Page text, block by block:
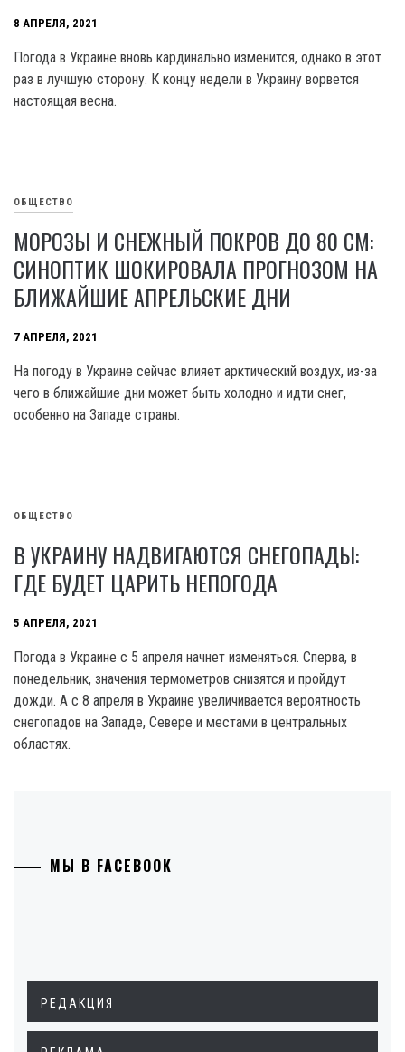
8 АПРЕЛЯ, 2021
Погода в Украине вновь кардинально изменится, однако в этот
раз в лучшую сторону. К концу недели в Украину ворвется
настоящая весна.
ОБЩЕСТВО
МОРОЗЫ И СНЕЖНЫЙ ПОКРОВ ДО 80 СМ:
СИНОПТИК ШОКИРОВАЛА ПРОГНОЗОМ НА
БЛИЖАЙШИЕ АПРЕЛЬСКИЕ ДНИ
7 АПРЕЛЯ, 2021
На погоду в Украине сейчас влияет арктический воздух, из-за
чего в ближайшие дни может быть холодно и идти снег,
особенно на Западе страны.
ОБЩЕСТВО
В УКРАИНУ НАДВИГАЮТСЯ СНЕГОПАДЫ:
ГДЕ БУДЕТ ЦАРИТЬ НЕПОГОДА
5 АПРЕЛЯ, 2021
Погода в Украине с 5 апреля начнет изменяться. Сперва, в
понедельник, значения термометров снизятся и пройдут
дожди. А с 8 апреля в Украине увеличивается вероятность
снегопадов на Западе, Севере и местами в центральных
областях.
МЫ В FACEBOOK
РЕДАКЦИЯ